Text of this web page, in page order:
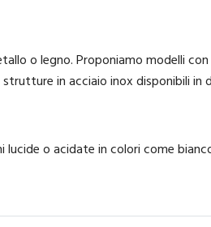
o legno. Proponiamo modelli con
in acciaio inox disponibili in
lucide o acidate in colori come